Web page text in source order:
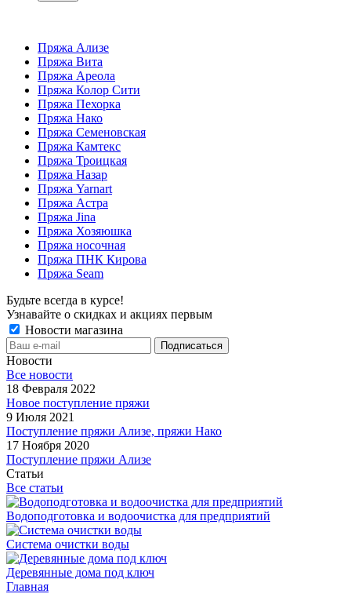
Пряжа Ализе
Пряжа Вита
Пряжа Ареола
Пряжа Колор Сити
Пряжа Пехорка
Пряжа Нако
Пряжа Семеновская
Пряжа Камтекс
Пряжа Троицкая
Пряжа Назар
Пряжа Yarnart
Пряжа Астра
Пряжа Jina
Пряжа Хозяюшка
Пряжа носочная
Пряжа ПНК Кирова
Пряжа Seam
Будьте всегда в курсе!
Узнавайте о скидках и акциях первым
Новости магазина
Новости
Все новости
18 Февраля 2022
Новое поступление пряжи
9 Июля 2021
Поступление пряжи Ализе, пряжи Нако
17 Ноября 2020
Поступление пряжи Ализе
Статьи
Все статьи
Водоподготовка и водоочистка для предприятий
Система очистки воды
Деревянные дома под ключ
Главная